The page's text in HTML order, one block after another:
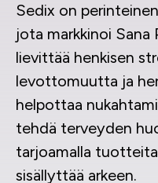
Sedix on
jota markkinoi Sana
lievittää henkisen
levottomuutta ja
helpottaa
tehdä terveyden
tarjoamalla
sisällyttää arkeen.